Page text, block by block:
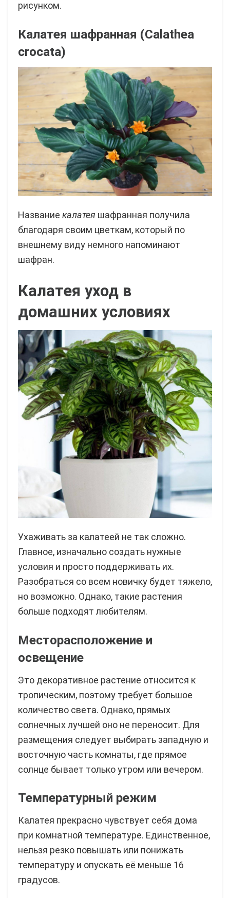
рисунком.
Калатея шафранная (Calathea
crocata)
Название калатея шафранная получила
благодаря своим цветкам, который по
внешнему виду немного напоминают
шафран.
Калатея уход в
домашних условиях
Ухаживать за калатеей не так сложно.
Главное, изначально создать нужные
условия и просто поддерживать их.
Разобраться со всем новичку будет тяжело,
но возможно. Однако, такие растения
больше подходят любителям.
Месторасположение и
освещение
Это декоративное растение относится к
тропическим, поэтому требует большое
количество света. Однако, прямых
солнечных лучшей оно не переносит. Для
размещения следует выбирать западную и
восточную часть комнаты, где прямое
солнце бывает только утром или вечером.
Температурный режим
Калатея прекрасно чувствует себя дома
при комнатной температуре. Единственное,
нельзя резко повышать или понижать
температуру и опускать её меньше 16
градусов.